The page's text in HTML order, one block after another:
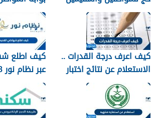
1448
كيف اعرف درجة القدرات ..
الاستعلام عن نتائج اختبار
القدرات 1448
كيف اطلع
عبر نظام نور 1448